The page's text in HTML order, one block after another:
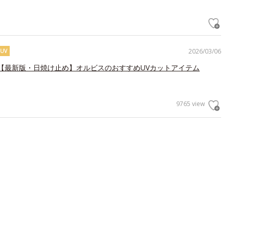
2026/03/06
UV
【最新版・日焼け止め】オルビスのおすすめUVカットアイテム
9765 view